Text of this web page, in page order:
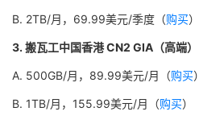
B. 2TB/月，69.99美元/季度（购买）
3. 搬瓦工中国香港 CN2 GIA（高端）
A. 500GB/月，89.99美元/月（购买）
B. 1TB/月，155.99美元/月（购买）